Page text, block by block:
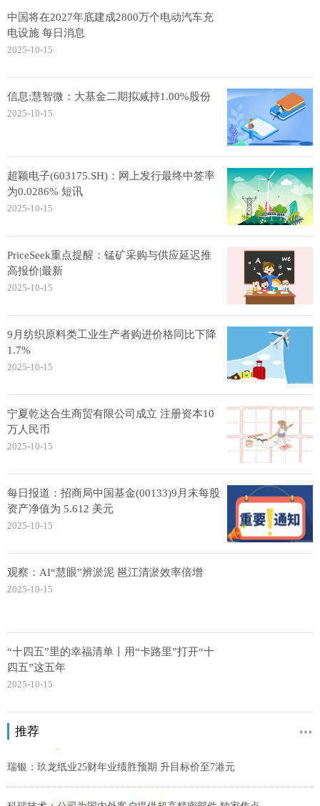
中国将在2027年底建成2800万个电动汽车充
电设施 每日消息
2025-10-15
信息:慧智微：大基金二期拟减持1.00%股份
2025-10-15
超颖电子(603175.SH)：网上发行最终中签率
为0.0286% 短讯
2025-10-15
PriceSeek重点提醒：锰矿采购与供应延迟推
高报价|最新
2025-10-15
9月纺织原料类工业生产者购进价格同比下降
1.7%
2025-10-15
宁夏乾达合生商贸有限公司成立 注册资本10
万人民币
2025-10-15
每日报道：招商局中国基金(00133)9月末每股
资产净值为 5.612 美元
2025-10-15
观察：AI“慧眼”辨淤泥 邕江清淤效率倍增
2025-10-15
“十四五”里的幸福清单丨用“卡路里”打开“十
四五”这五年
2025-10-15
推荐
瑞银：玖龙纸业25财年业绩胜预期 升目标价至7港元